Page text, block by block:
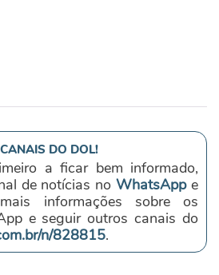
DO DOL!
a ficar bem informado,
de notícias noWhatsAppe
informações sobre os
e seguir outros canais do
n/828815.